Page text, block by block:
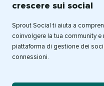
crescere sui social​​
Sprout Social ti aiuta a
coinvolgere la tua community
piattaforma di gestione dei
connessioni.​​